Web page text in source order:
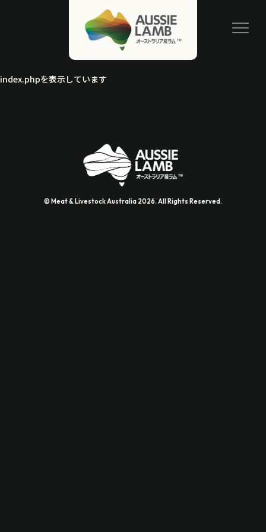
index.phpを表示しています
© Meat & Livestock Australia 2026. All Rights Reserved.